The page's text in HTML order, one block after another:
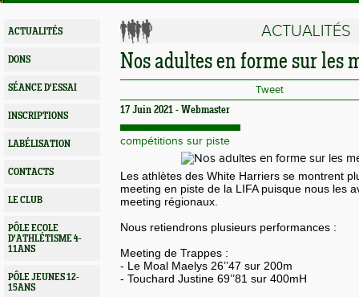
ACTUALITÉS
DONS
SÉANCE D'ESSAI
INSCRIPTIONS
LABÉLISATION
CONTACTS
LE CLUB
PÔLE ECOLE
D'ATHLÉTISME 4-
11ANS
PÔLE JEUNES 12-
15ANS
ACTUALITÉS
Nos adultes en forme sur les
Tweet
17 Juin 2021 - Webmaster
compétitions sur piste
Les athlètes des White Harriers se montrent
meeting en piste de la LIFA puisque nous les
meeting régionaux.
Nous retiendrons plusieurs performances :
Meeting de Trappes :
- Le Moal Maelys 26’’47 sur 200m
- Touchard Justine 69’’81 sur 400mH